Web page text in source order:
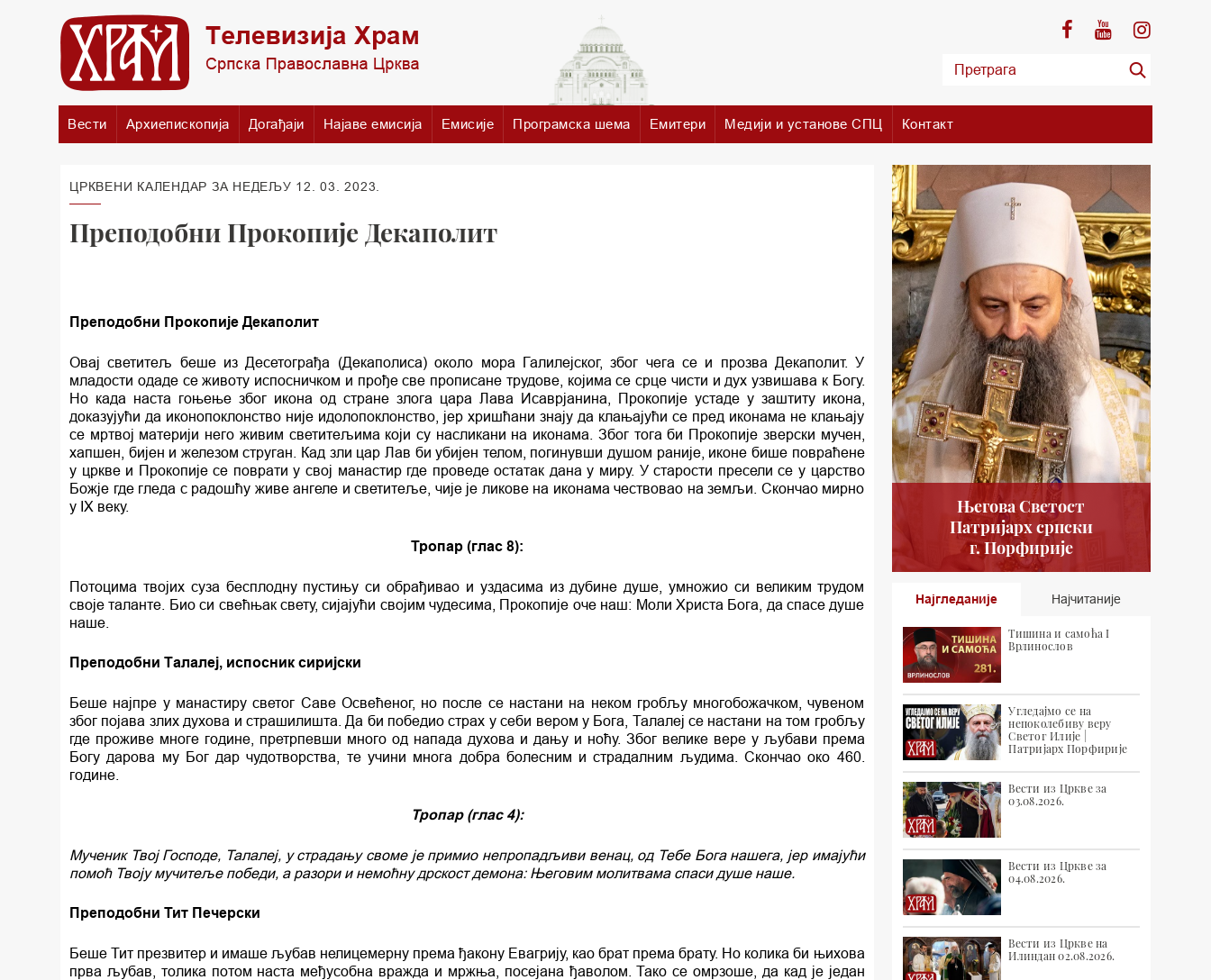
Вести Архиепископија Догађаји Најаве емисија Емисије Програмска шема Емитери Медији и установе СПЦ Контакт
ЦРКВЕНИ КАЛЕНДАР ЗА НЕДЕЉУ 12. 03. 2023.
Преподобни Прокопије Декаполит
Преподобни Прокопије Декаполит
Овај светитељ беше из Десетограђа (Декаполиса) около мора Галилејског, због чега се и прозва Декаполит. У
младости одаде се животу испосничком и прође све прописане трудове, којима се срце чисти и дух узвишава к Богу.
Но када наста гоњење због икона од стране злога цара Лава Исаврјанина, Прокопије устаде у заштиту икона,
доказујући да иконопоклонство није идолопоклонство, јер хришћани знају да клањајући се пред иконама не клањају
се мртвој материји него живим светитељима који су насликани на иконама. Због тога би Прокопије зверски мучен,
хапшен, бијен и железом струган. Кад зли цар Лав би убијен телом, погинувши душом раније, иконе бише повраћене
у цркве и Прокопије се поврати у свој манастир где проведе остатак дана у миру. У старости пресели се у царство
Божје где гледа с радошћу живе ангеле и светитеље, чије је ликове на иконама чествовао на земљи. Скончао мирно
у IX веку.
Тропар (глас 8):
Потоцима твојих суза бесплодну пустињу си обрађивао и уздасима из дубине душе, умножио си великим трудом
своје таланте. Био си свећњак свету, сијајући својим чудесима, Прокопије оче наш: Моли Христа Бога, да спасе душе
наше.
Преподобни Талалеј, испосник сиријски
Беше најпре у манастиру светог Саве Освећеног, но после се настани на неком гробљу многобожачком, чувеном
због појава злих духова и страшилишта. Да би победио страх у себи вером у Бога, Талалеј се настани на том гробљу
где проживе многе године, претрпевши много од напада духова и дању и ноћу. Због велике вере у љубави према
Богу дарова му Бог дар чудотворства, те учини многа добра болесним и страдалним људима. Скончао око 460.
године.
Тропар (глас 4):
Мученик Твој Господе, Талалеј, у страдању своме је примио непропадљиви венац, од Тебе Бога нашега, јер имајући
помоћ Твоју мучитеље победи, а разори и немоћну дрскост демона: Његовим молитвама спаси душе наше.
Преподобни Тит Печерски
Беше Тит презвитер и имаше љубав нелицемерну према ђакону Евагрију, као брат према брату. Но колика би њихова
прва љубав, толика потом наста међусобна вражда и мржња, посејана ђаволом. Тако се омрзоше, да кад је један
Његова Светост
Патријарх српски
г. Порфирије
Најгледаније Најчитаније
Тишина и самоћа I
Врлинослов
Угледајмо се на
непоколебиву веру
Светог Илије |
Патријарх Порфирије
Вести из Цркве за
03.08.2026.
Вести из Цркве за
04.08.2026.
Вести из Цркве на
Илиндан 02.08.2026.